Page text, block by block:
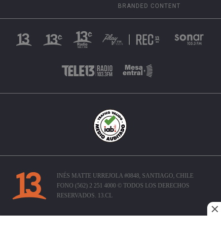
BRANDED CONTENT
INÉS MATTE URREJOLA #0848, SANTIAGO, CHILE
FONO (562) 2 251 4000 © TODOS LOS DERECHOS
RESERVADOS. 13.CL